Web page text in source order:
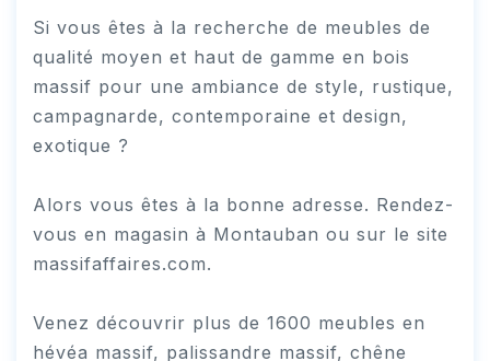
Si vous êtes à la recherche de meubles de
qualité moyen et haut de gamme en bois
massif pour une ambiance de style, rustique,
campagnarde, contemporaine et design,
exotique ?
Alors vous êtes à la bonne adresse. Rendez-
vous en magasin à Montauban ou sur le site
massifaffaires.com.
Venez découvrir plus de 1600 meubles en
hévéa massif, palissandre massif, chêne